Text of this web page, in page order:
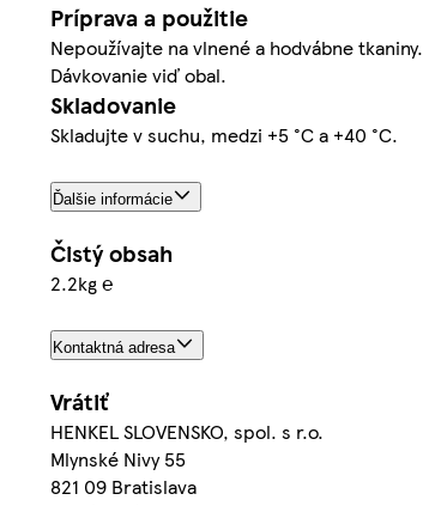
Príprava a použitie
Nepoužívajte na vlnené a hodvábne tkaniny.
Dávkovanie viď obal.
Skladovanie
Skladujte v suchu, medzi +5 °C a +40 °C.
Ďalšie informácie
Čistý obsah
2.2kg ℮
Kontaktná adresa
Vrátiť
HENKEL SLOVENSKO, spol. s r.o.
Mlynské Nivy 55
821 09 Bratislava